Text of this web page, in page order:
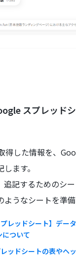
スプレッド
得した情報を、
ます。
追記するためのシ
うなシートを準備
プレッドシート】デー
について
ッドシートの表やヘ